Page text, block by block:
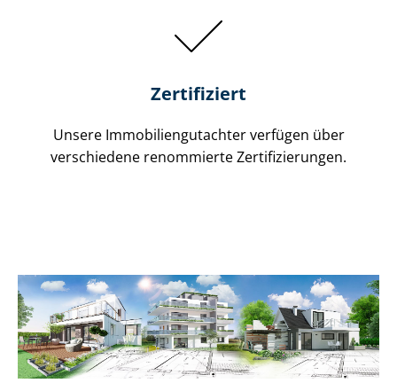
Zertifiziert
Unsere Immobilien­gutachter verfügen über
verschiedene renommierte Zer­ti­fi­zie­run­gen.